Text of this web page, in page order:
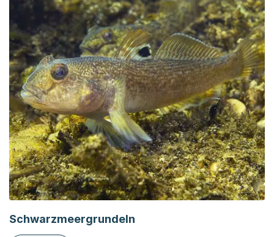
Schwarzmeergrundeln